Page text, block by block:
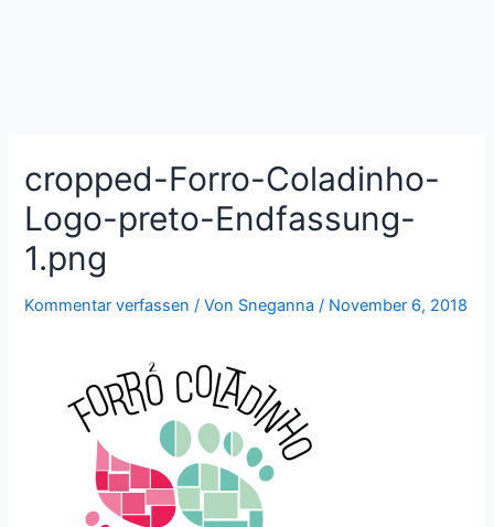
cropped-Forro-Coladinho-
Logo-preto-Endfassung-
1.png
Kommentar verfassen / Von Sneganna/ November 6, 2018